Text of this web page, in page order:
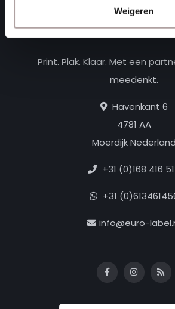
Weigeren
Print. Plak. Klaar. Met een
meedenkt.
Havenkant 6
4781 AA
Moerdijk Nederland
+31 (0)168 416
+31
info@euro-